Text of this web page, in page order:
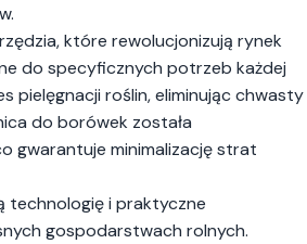
które rewolucjonizują rynek
do specyficznych potrzeb każdej
pielęgnacji roślin, eliminując chwasty
do borówek została
gwarantuje minimalizację strat
technologię i praktyczne
gospodarstwach rolnych.